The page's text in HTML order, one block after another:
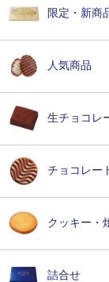
限定・新商
人気商品
生チョコレ
チョコレー
クッキー・
詰合せ